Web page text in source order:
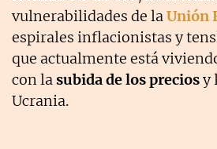
vulnerabilidades de laUnión
espirales inflacionistas y
que actualmente está
con lasubida de los preciosy
Ucrania.